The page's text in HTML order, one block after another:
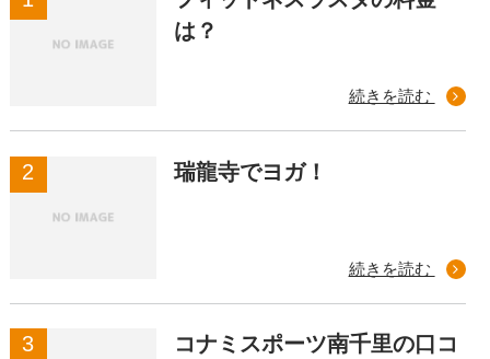
は？
続きを読む
瑞龍寺でヨガ！
続きを読む
コナミスポーツ南千里の口コ